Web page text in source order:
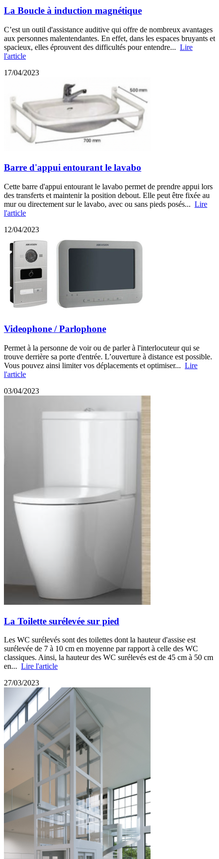
La Boucle à induction magnétique
C’est un outil d'assistance auditive qui offre de nombreux avantages
aux personnes malentendantes. En effet, dans les espaces bruyants et
spacieux, elles éprouvent des difficultés pour entendre... Lire
l'article
17/04/2023
Barre d'appui entourant le lavabo
Cette barre d'appui entourant le lavabo permet de prendre appui lors
des transferts et maintenir la position debout. Elle peut être fixée au
mur ou directement sur le lavabo, avec ou sans pieds posés... Lire
l'article
12/04/2023
Videophone / Parlophone
Permet à la personne de voir ou de parler à l'interlocuteur qui se
trouve derrière sa porte d'entrée. L’ouverture à distance est possible.
Vous pouvez ainsi limiter vos déplacements et optimiser... Lire
l'article
03/04/2023
La Toilette surélevée sur pied
Les WC surélevés sont des toilettes dont la hauteur d'assise est
surélevée de 7 à 10 cm en moyenne par rapport à celle des WC
classiques. Ainsi, la hauteur des WC surélevés est de 45 cm à 50 cm
en... Lire l'article
27/03/2023